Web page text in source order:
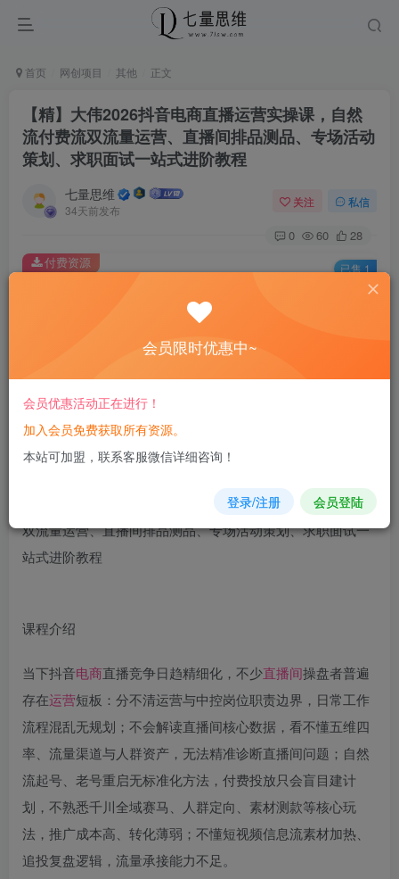
首页 网创项目 其他 正文
【精】大伟2026抖音电商直播运营实操课，自然
流付费流双流量运营、直播间排品测品、专场活动
策划、求职面试一站式进阶教程
七量思维
34天前发布
关注 私信
0 60 28
此内容为付费资源，请付费后查看
￥8.8
黄金会员免费 钻石会员免费
您当前未登录！建议登陆后购买，可保存购买订单
付费资源 已售 1
课程介绍
当下抖音电商直播竞争日趋精细化，不少直播间操盘者普遍
存在运营短板：分不清运营与中控岗位职责边界，日常工作
流程混乱无规划；不会解读直播间核心数据，看不懂五维四
率、流量渠道与人群资产，无法精准诊断直播间问题；自然
流起号、老号重启无标准化方法，付费投放只会盲目建计
划，不熟悉千川全域赛马、人群定向、素材测款等核心玩
法，推广成本高、转化薄弱；不懂短视频信息流素材加热、
追投复盘逻辑，流量承接能力不足。
会员限时优惠中~
会员优惠活动正在进行！
加入会员免费获取所有资源。
本站可加盟，联系客服微信详细咨询！
登录/注册 会员登陆